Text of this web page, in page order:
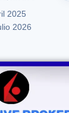
2025
2026